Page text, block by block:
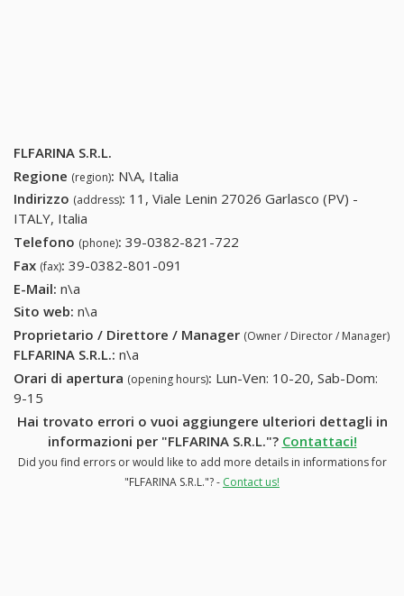
FLFARINA S.R.L.
Regione (region): N\A, Italia
Indirizzo (address): 11, Viale Lenin 27026 Garlasco (PV) -
ITALY, Italia
Telefono (phone): 39-0382-821-722
Fax (fax): 39-0382-801-091
E-Mail: n\a
Sito web: n\a
Proprietario / Direttore / Manager (Owner / Director / Manager)
FLFARINA S.R.L.: n\a
Orari di apertura (opening hours): Lun-Ven: 10-20, Sab-Dom:
9-15
Hai trovato errori o vuoi aggiungere ulteriori dettagli in
informazioni per "FLFARINA S.R.L."? Contattaci!
Did you find errors or would like to add more details in informations for
"FLFARINA S.R.L."? - Contact us!